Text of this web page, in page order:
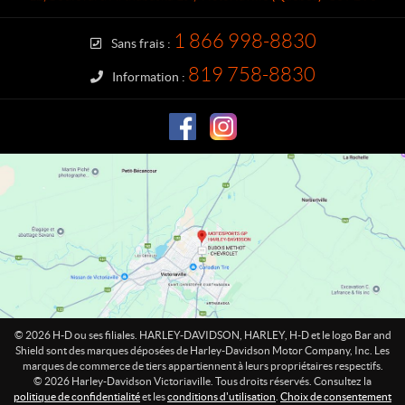
c
y
v
s
o
n
c
r
Sans frais : 1 866 998-8830
Information : 819 758-8830
© 2026 H-D ou ses filiales. HARLEY-DAVIDSON, HARLEY, H-D et le logo Bar and
Shield sont des marques déposées de Harley-Davidson Motor Company, Inc. Les
marques de commerce de tiers appartiennent à leurs propriétaires respectifs.
© 2026 Harley-Davidson Victoriaville. Tous droits réservés. Consultez la
politique de confidentialitéet lesconditions d'utilisation Choix de consentement